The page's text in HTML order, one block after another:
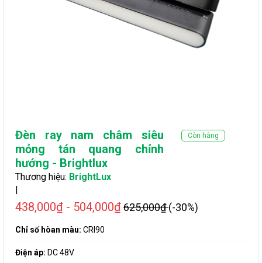
Đèn ray nam châm siêu
mỏng tán quang chỉnh
hướng - Brightlux
Còn hàng
Thương hiệu: BrightLux
|
438,000₫ - 504,000₫625,000₫(-30%)
​​​​​​Chỉ số hòan màu: CRI90
Điện áp: DC 48V